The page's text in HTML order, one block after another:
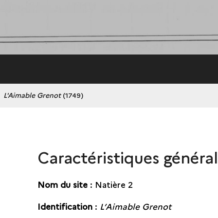
L'Aimable Grenot(1749)
Caractéristiques
Nom du site : Natière 2
Identification : L’Aimable Grenot